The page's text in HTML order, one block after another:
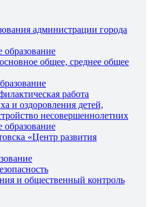
администрации города
общее, среднее общее
работа
и оздоровления детей,
несовершеннолетних
образование
«Центр развития
и общественный контроль